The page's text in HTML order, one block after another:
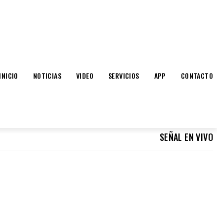
SEÑAL EN VIVO
INICIO NOTICIAS VIDEO SERVICIOS APP CONTACTO